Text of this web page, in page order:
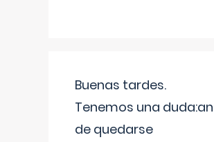
Buenas tardes.
Tenemos una
de quedarse